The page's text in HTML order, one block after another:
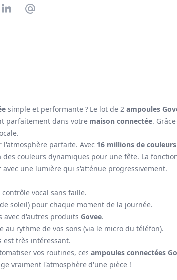
LinkedInPartager par Email
simple et performante ? Le lot de 2 ampoules
parfaitement dans votre maison connectée.
parfaite. Avec 16 millions de
couleurs dynamiques pour une fête. La
une lumière qui s'atténue progressivement.
vocal sans faille.
soleil) pour chaque moment de la journée.
d'autres produits Govee.
rythme de vos sons (via le micro du téléfon).
est très intéressant.
vos routines, ces ampoules connectées
vraiment l'atmosphère d'une pièce !